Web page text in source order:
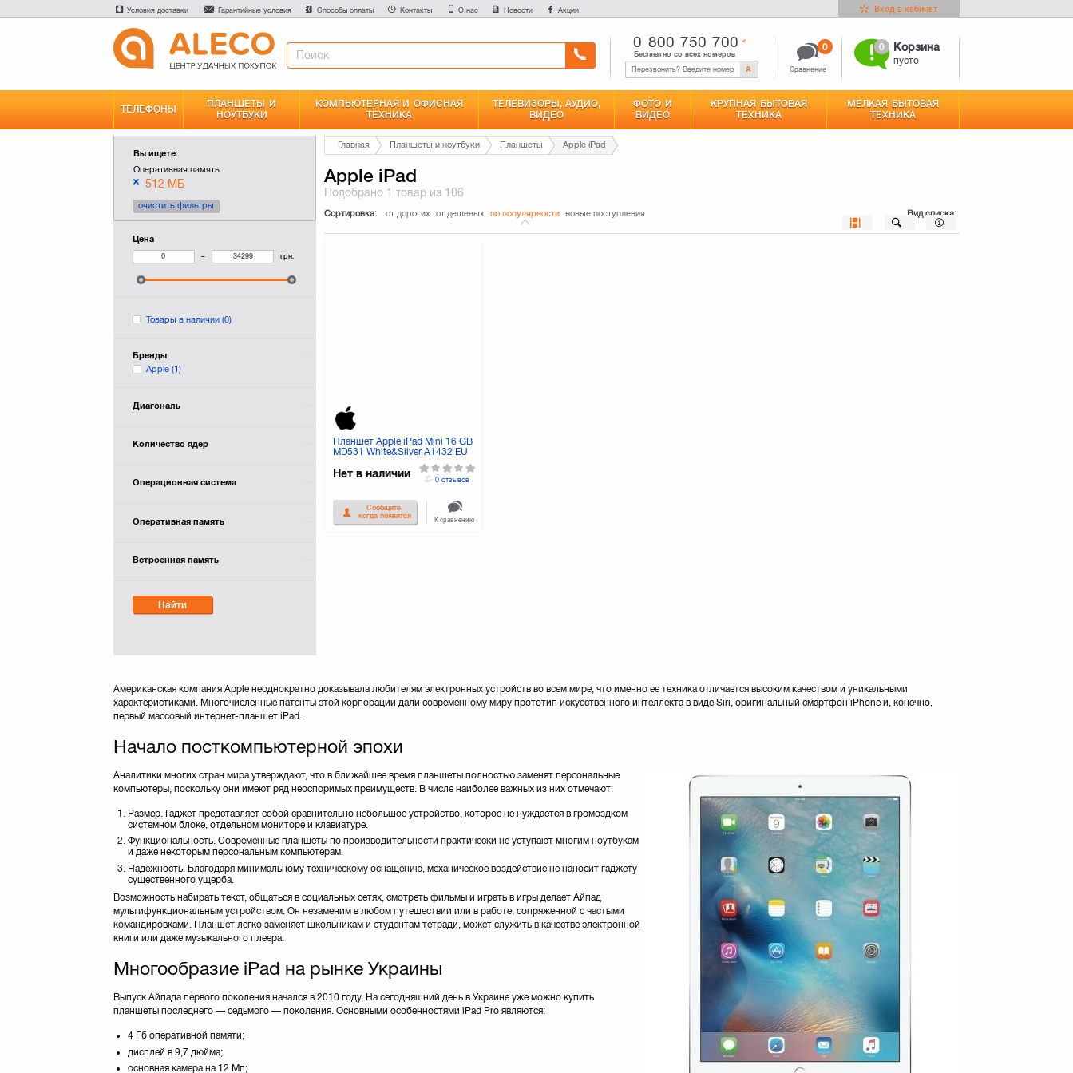
Условия доставки Гарантийные условия Способы оплаты Контакты О нас Новости Акции Вход в кабинет
0 800 750 700
Бесплатно со всех номеров
Сравнение
0 0 Корзина
пусто
ТЕЛЕФОНЫ
ПЛАНШЕТЫ И
НОУТБУКИ
КОМПЬЮТЕРНАЯ И ОФИСНАЯ
ТЕХНИКА
ТЕЛЕВИЗОРЫ, АУДИО,
ВИДЕО
ФОТО И
ВИДЕО
КРУПНАЯ БЫТОВАЯ
ТЕХНИКА
МЕЛКАЯ БЫТОВАЯ
ТЕХНИКА
Вы ищете:
Оперативная память
512 МБ
очистить фильтры
Цена
– грн.
Товары в наличии(0)
Бренды
Apple(1)
Диагональ
Количество ядер
Операционная система
Оперативная память
Встроенная память
Найти
Главная Планшеты и ноутбуки Планшеты Apple iPad
Apple iPad
Подобрано 1 товар из 106
Сортировка: от дорогих от дешевых по популярности новые поступления Вид списка:
Планшет Apple iPad Mini 16 GB
MD531 White&Silver A1432 EU
Нет в наличии
Сообщите,
когда появится
0 отзывов
К сравнению
Американская компания Apple неоднократно доказывала любителям электронных устройств во всем мире, что именно ее техника отличается высоким качеством и уникальными
характеристиками. Многочисленные патенты этой корпорации дали современному миру прототип искусственного интеллекта в виде Siri, оригинальный смартфон iPhone и, конечно,
первый массовый интернет-планшет iPad.
Начало посткомпьютерной эпохи
Аналитики многих стран мира утверждают, что в ближайшее время планшеты полностью заменят персональные
компьютеры, поскольку они имеют ряд неоспоримых преимуществ. В числе наиболее важных из них отмечают:
Размер. Гаджет представляет собой сравнительно небольшое устройство, которое не нуждается в громоздком
системном блоке, отдельном мониторе и клавиатуре.
Функциональность. Современные планшеты по производительности практически не уступают многим ноутбукам
и даже некоторым персональным компьютерам.
Надежность. Благодаря минимальному техническому оснащению, механическое воздействие не наносит гаджету
существенного ущерба.
Возможность набирать текст, общаться в социальных сетях, смотреть фильмы и играть в игры делает Айпад
мультифункциональным устройством. Он незаменим в любом путешествии или в работе, сопряженной с частыми
командировками. Планшет легко заменяет школьникам и студентам тетради, может служить в качестве электронной
книги или даже музыкального плеера.
Многообразие iPad на рынке Украины
Выпуск Айпада первого поколения начался в 2010 году. На сегодняшний день в Украине уже можно купить
планшеты последнего — седьмого — поколения. Основными особенностями iPad Pro являются:
4 Гб оперативной памяти;
дисплей в 9,7 дюйма;
основная камера на 12 Мп;